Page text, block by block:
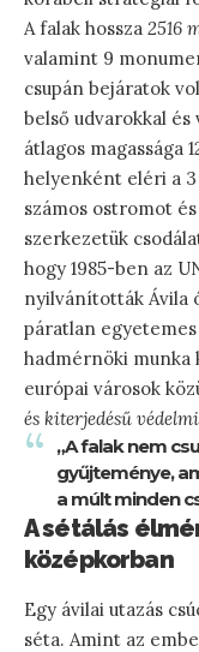
A falak hossza 2516
valamint 9
csupán bejáratok
belső udvarokkal
átlagos magassága
helyenként eléri a
számos ostromot
szerkezetük
hogy 1985-ben az
nyilvánították Ávila
páratlan
hadmérnöki munka
európai városok
és kiterjedésű
„A falak nem
gyűjteménye,
a múlt minden
A sétálás
középkorban
Egy ávilai utazás
séta. Amint az